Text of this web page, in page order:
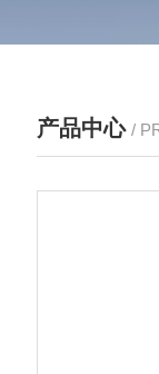
产品中心 /